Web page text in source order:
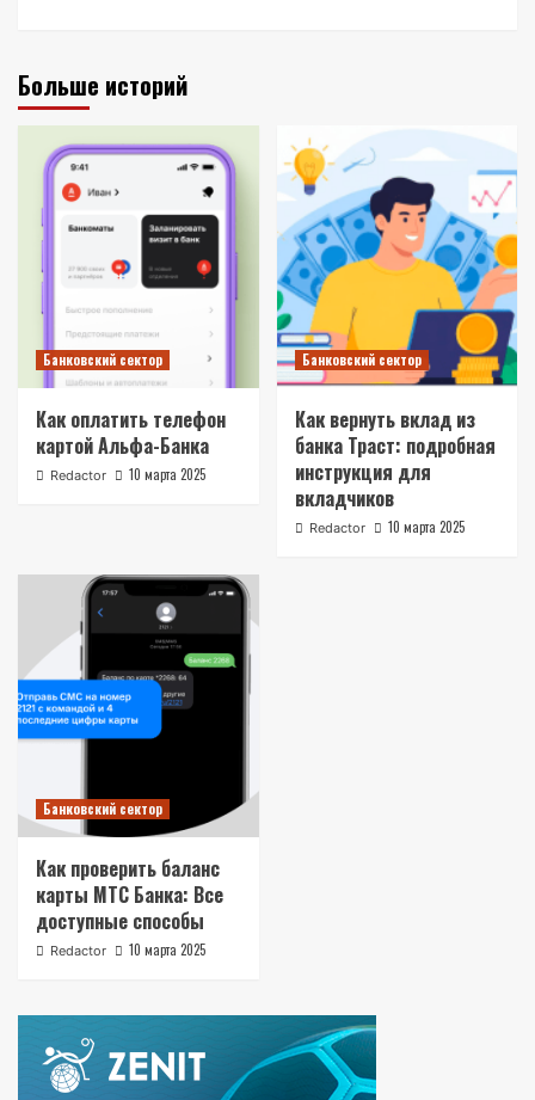
Больше историй
Банковский сектор
Как оплатить телефон
картой Альфа-Банка
Redactor 10 марта 2025
Банковский сектор
Как вернуть вклад из
банка Траст: подробная
инструкция для
вкладчиков
Redactor 10 марта 2025
Банковский сектор
Как проверить баланс
карты МТС Банка: Все
доступные способы
Redactor 10 марта 2025